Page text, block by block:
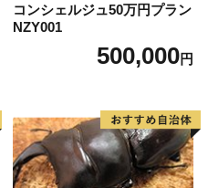
コンシェルジュ50万円プラン
NZY001
500,000円